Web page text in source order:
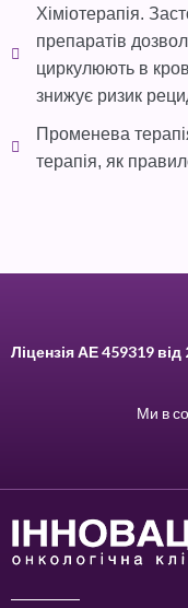
Хіміотерапія.
препаратів
циркулюють в
знижує ризик
Променева
терапія, як
Ліцензія АЕ 459319
Ми в